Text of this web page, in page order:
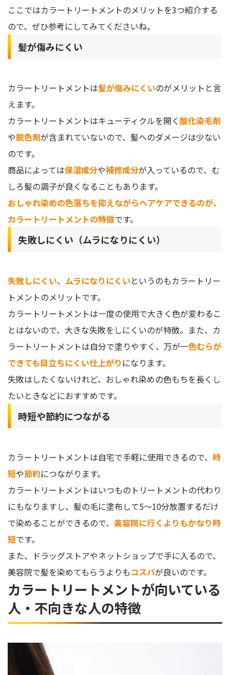
ここではカラートリートメントのメリットを3つ紹介する
ので、ぜひ参考にしてみてくださいね。
髪が傷みにくい
カラートリートメントは髪が傷みにくいのがメリットと言
えます。
カラートリートメントはキューティクルを開く 酸化染毛剤
や脱色剤が含まれていないので、髪へのダメージは少ない
のです。
商品によっては保湿成分や補修成分が入っているので、む
しろ髪の調子が良くなることもあります。
おしゃれ染めの色落ちを抑えながらヘアケアできるのが、
カラートリートメントの特徴です。
失敗しにくい（ムラになりにくい）
失敗しにくい、 ムラになりにくいというのもカラートリー
トメントのメリットです。
カラートリートメントは一度の使用で大きく色が変わるこ
とはないので、大きな失敗をしにくいのが特徴。また、カ
ラートリートメントは自分で塗りやすく、万が一色むらが
できても目立ちにくい仕上がり になります。
失敗はしたくないけれど、おしゃれ染めの色もちを長くし
たいときなどにおすすめです。
時短や節約につながる
カラートリートメントは自宅で手軽に使用できるので、 時
短や節約につながります。
カラートリートメントはいつものトリートメントの代わり
にもなりますし、髪の毛に塗布して5〜10分放置するだけ
で染めることができるので、 美容院に行くよりもかなり時
短です。
また、ドラッグストアやネットショップで手に入るので、
美容院で髪を染めてもらうよりもコスパが良いのです。
カラートリートメントが向いている
人・不向きな人の特徴